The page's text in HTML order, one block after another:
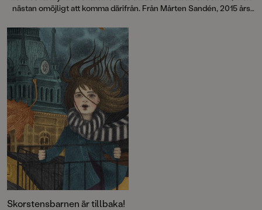
nästan omöjligt att komma därifrån. Från Mårten Sandén, 2015 års
stämning som garanterat ger rysningar längs ryggraden.
Skorstensbarnen är tillbaka!